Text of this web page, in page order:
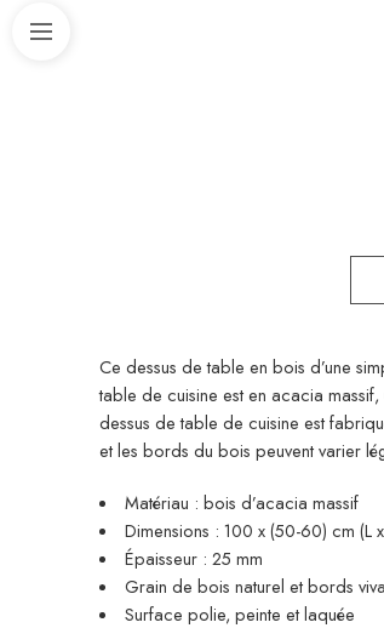
Ce dessus de table en bois d’une
table de cuisine est en acacia
dessus de table de cuisine est
et les bords du bois peuvent varier
Matériau : bois d’acacia massif
Dimensions : 100 x (50-60) cm (L
Épaisseur : 25 mm
Grain de bois naturel et bords
Surface polie, peinte et laquée